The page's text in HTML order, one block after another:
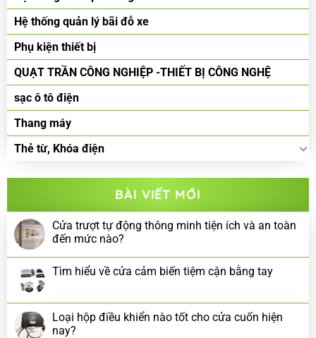
Hệ thống quản lý bãi đỗ xe
Phụ kiện thiết bị
QUẠT TRẦN CÔNG NGHIỆP -THIẾT BỊ CÔNG NGHỆ
sạc ô tô điện
Thang máy
Thẻ từ, Khóa điện
BÀI VIẾT MỚI
Cửa trượt tự động thông minh tiện ích và an toàn
đến mức nào?
Tìm hiểu về cửa cảm biến tiệm cận bằng tay
Loại hộp điều khiển nào tốt cho cửa cuốn hiện
nay?